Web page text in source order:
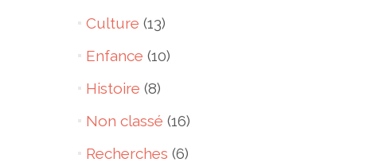
Culture (13)
Enfance (10)
Histoire (8)
Non classé (16)
Recherches (6)